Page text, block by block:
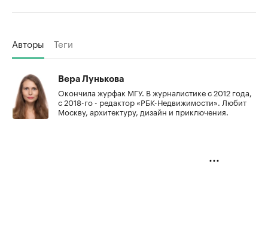
Авторы Теги
Вера Лунькова
Окончила журфак МГУ. В журналистике с 2012 года,
с 2018-го - редактор «РБК-Недвижимости». Любит
Москву, архитектуру, дизайн и приключения.